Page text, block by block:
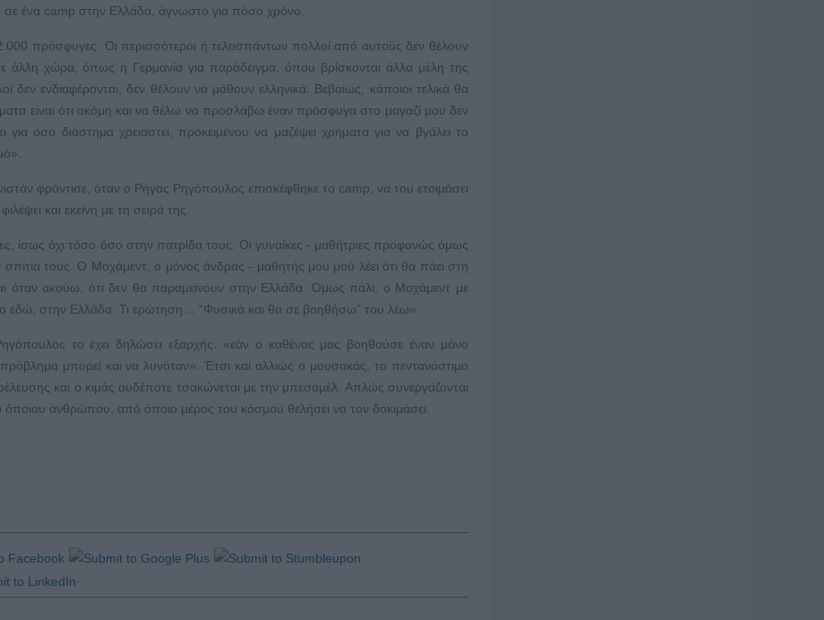
σε ένα camp στην Ελλάδα, άγνωστο για πόσο χρόνο.
πρόσφυγες. Οι περισσότεροι ή τελοσπάντων πολλοί από αυτούς δεν θέλουν
χώρα, όπως η Γερμανία για παράδειγμα, όπου βρίσκονται άλλα μέλη της
δεν ενδιαφέρονται, δεν θέλουν να μάθουν ελληνικά. Βεβαίως, κάποιοι τελικά θα
είναι ότι ακόμη και να θέλω να προσλάβω έναν πρόσφυγα στο μαγαζί μου δεν
όσο διάστημα χρειαστεί, προκειμένου να μαζέψει χρήματα για να βγάλει το
φρόντισε, όταν ο Ρήγας Ρηγόπουλος επισκέφθηκε το camp, να του ετοιμάσει
και εκείνη με τη σειρά της.
ίσως όχι τόσο όσο στην πατρίδα τους. Οι γυναίκες - μαθήτριες προφανώς όμως
τους. Ο Μοχάμεντ, ο μόνος άνδρας - μαθητής μου μού λέει ότι θα πάει στη
όταν ακούω, ότι δεν θα παραμείνουν στην Ελλάδα. Όμως πάλι, ο Μοχάμεντ με
εδώ, στην Ελλάδα. Τι ερώτηση… “Φυσικά και θα σε βοηθήσω” του λέω».
το έχει δηλώσει εξαρχής: «εάν ο καθένας μας βοηθούσε έναν μόνο
μπορεί και να λυνόταν». Έτσι και αλλιώς ο μουσακάς, το πεντανόστιμο
και ο κιμάς ουδέποτε τσακώνεται με την μπεσαμέλ. Απλώς συνεργάζονται
όποιου ανθρώπου, από όποιο μέρος του κόσμου θελήσει να τον δοκιμάσει.